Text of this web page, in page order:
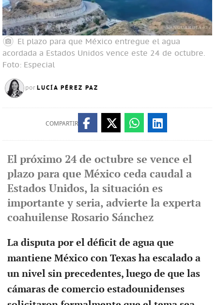
El plazo para que México entregue el agua
acordada a Estados Unidos vence este 24 de octubre.
Foto: Especial
por LUCÍA PÉREZ PAZ
COMPARTIR
El próximo 24 de octubre se vence el
plazo para que México ceda caudal a
Estados Unidos, la situación es
importante y seria, advierte la experta
coahuilense Rosario Sánchez
La disputa por el déficit de agua que
mantiene México con Texas ha escalado a
un nivel sin precedentes, luego de que las
cámaras de comercio estadounidenses